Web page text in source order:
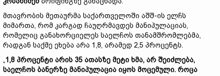
მთავრობის მეთაურმა საქართველოში აშშ-ის ელჩს
მიმართა, რომ კარგად ჩაუღრმავდეს მანიპულაციას,
რომელიც განახორციელეს საელჩოს თანამშრომლებმა,
რადგან საქმე ეხება არა 1,8, არამედ 2,5 პროცენტს.
„1,8 პროცენტი არის 35 ათასზე მეტი ხმა, არ შეიძლება,
საელჩოს ბანერზე მანიპულაცია იყოს მოცემული. როცა